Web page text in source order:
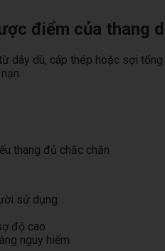
điểm của thang
dây dù, cáp thép hoặc sợi
thang đủ chắc chắn
sử dụng
độ cao
nguy hiểm